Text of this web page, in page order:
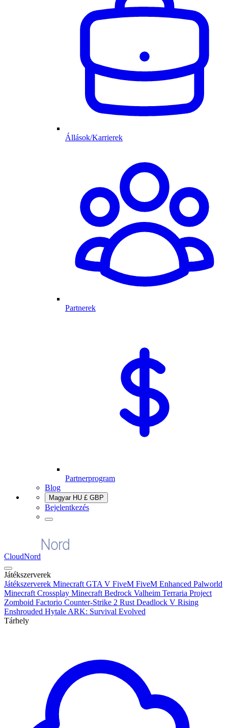
Állások/Karrierek
Partnerek
Partnerprogram
Blog
Magyar HU £ GBP
Bejelentkezés
CloudNord
Játékszerverek
Játékszerverek Minecraft GTA V FiveM FiveM Enhanced Palworld
Minecraft Crossplay Minecraft Bedrock Valheim Terraria Project
Zomboid Factorio Counter-Strike 2 Rust Deadlock V Rising
Enshrouded Hytale ARK: Survival Evolved
Tárhely